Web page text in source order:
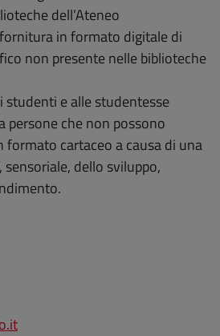
dell’Ateneo
in formato digitale di
non presente nelle biblioteche
studenti e alle studentesse
persone che non possono
formato cartaceo a causa di una
dello sviluppo,